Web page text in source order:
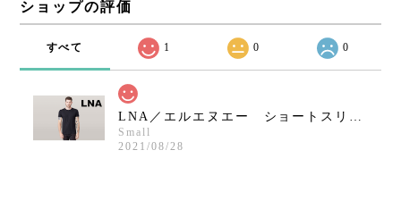
ショップの評価
すべて 1 0 0
LNA／エルエヌエー ショートスリーブクルーネックシャツ／ブラック
Small
2021/08/28